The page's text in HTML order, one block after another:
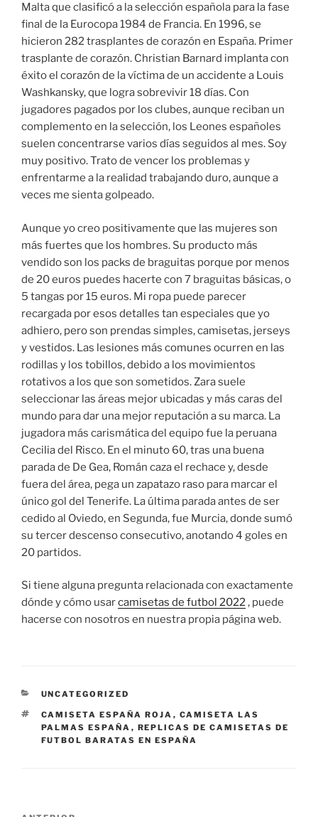
Malta que clasificó a la selección española para la fase
final de la Eurocopa 1984 de Francia. En 1996, se
hicieron 282 trasplantes de corazón en España. Primer
trasplante de corazón. Christian Barnard implanta con
éxito el corazón de la víctima de un accidente a Louis
Washkansky, que logra sobrevivir 18 días. Con
jugadores pagados por los clubes, aunque reciban un
complemento en la selección, los Leones españoles
suelen concentrarse varios días seguidos al mes. Soy
muy positivo. Trato de vencer los problemas y
enfrentarme a la realidad trabajando duro, aunque a
veces me sienta golpeado.
Aunque yo creo positivamente que las mujeres son
más fuertes que los hombres. Su producto más
vendido son los packs de braguitas porque por menos
de 20 euros puedes hacerte con 7 braguitas básicas, o
5 tangas por 15 euros. Mi ropa puede parecer
recargada por esos detalles tan especiales que yo
adhiero, pero son prendas simples, camisetas, jerseys
y vestidos. Las lesiones más comunes ocurren en las
rodillas y los tobillos, debido a los movimientos
rotativos a los que son sometidos. Zara suele
seleccionar las áreas mejor ubicadas y más caras del
mundo para dar una mejor reputación a su marca. La
jugadora más carismática del equipo fue la peruana
Cecilia del Risco. En el minuto 60, tras una buena
parada de De Gea, Román caza el rechace y, desde
fuera del área, pega un zapatazo raso para marcar el
único gol del Tenerife. La última parada antes de ser
cedido al Oviedo, en Segunda, fue Murcia, donde sumó
su tercer descenso consecutivo, anotando 4 goles en
20 partidos.
Si tiene alguna pregunta relacionada con exactamente
dónde y cómo usarcamisetas de futbol 2022, puede
hacerse con nosotros en nuestra propia página web.
CATEGORÍAS
UNCATEGORIZED
ETIQUETAS
CAMISETA ESPAÑA ROJA , CAMISETA LAS
PALMAS ESPAÑA , REPLICAS DE CAMISETAS DE
FUTBOL BARATAS EN ESPAÑA